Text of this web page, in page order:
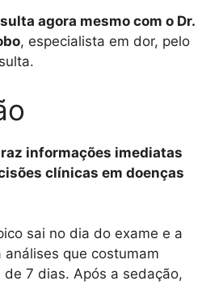
agora mesmo com o Dr.
, especialista em dor, pelo
informações imediatas
clínicas em doenças
sai no dia do exame e a
análises que costumam
de 7 dias. Após a sedação,